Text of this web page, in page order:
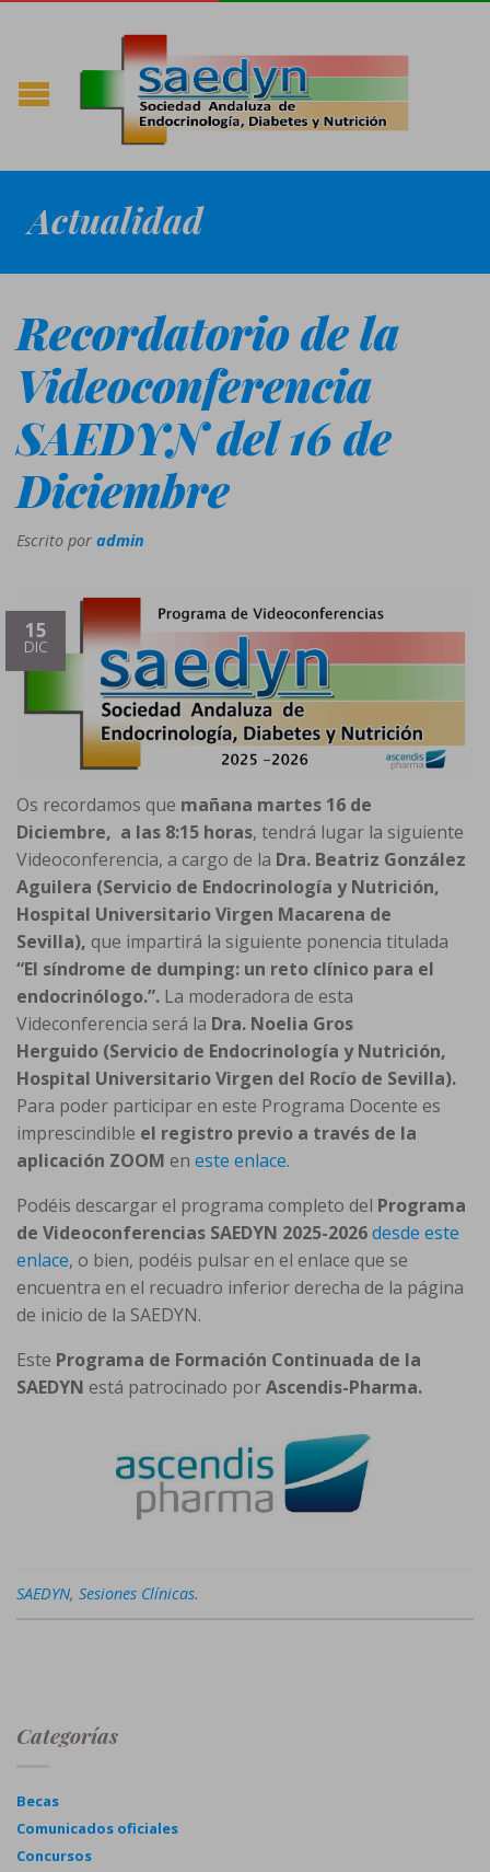
Actualidad
Recordatorio de la
Videoconferencia
SAEDYN del 16 de
Diciembre
Escrito por admin
15
DIC
Os recordamos que mañana martes 16 de
Diciembre, a las 8:15 horas, tendrá lugar la siguiente
Videoconferencia, a cargo de la Dra. Beatriz González
Aguilera (Servicio de Endocrinología y Nutrición,
Hospital Universitario Virgen Macarena de
Sevilla), que impartirá la siguiente ponencia titulada
“El síndrome de dumping: un reto clínico para el
endocrinólogo.”. La moderadora de esta
Videconferencia será la Dra. Noelia Gros
Herguido (Servicio de Endocrinología y Nutrición,
Hospital Universitario Virgen del Rocío de Sevilla).
Para poder participar en este Programa Docente es
imprescindible el registro previo a través de la
aplicación ZOOM en este enlace.
Podéis descargar el programa completo del Programa
de Videoconferencias SAEDYN 2025-2026desde este
enlace, o bien, podéis pulsar en el enlace que se
encuentra en el recuadro inferior derecha de la página
de inicio de la SAEDYN.
Este Programa de Formación Continuada de la
SAEDYN está patrocinado porAscendis-Pharma.
SAEDYN, Sesiones Clínicas.
Categorías
Becas
Comunicados oficiales
Concursos